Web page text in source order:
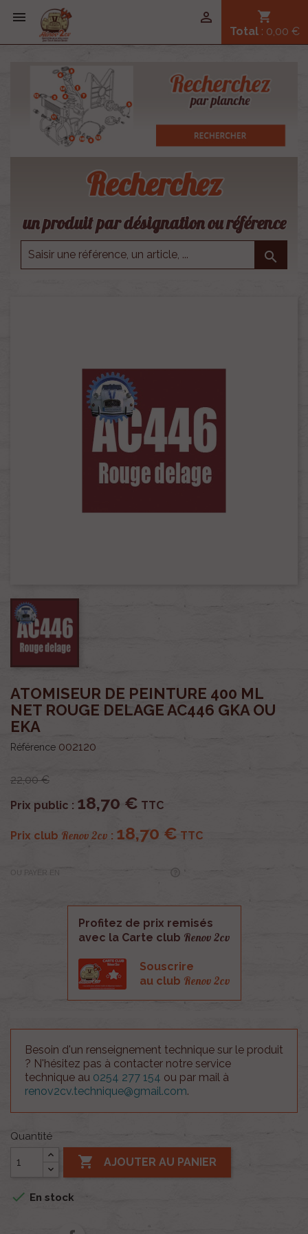
 shopping_cart
Total : 0,00 €

Recherchez
un produit par désignation ou référence

ATOMISEUR DE PEINTURE 400 ML
NET ROUGE DELAGE AC446 GKA OU
EKA
Référence 002120
22,00 €
Prix public : 18,70 € TTC
Prix club Renov 2cv : 18,70 € TTC
Profitez de prix remisés
avec la Carte club Renov 2cv
Souscrire
au club Renov 2cv
Besoin d'un renseignement technique sur le produit
? N'hésitez pas à contacter notre service
technique au 0254 277 154 ou par mail à
renov2cv.technique@gmail.com.
Quantité
 AJOUTER AU PANIER
 En stock